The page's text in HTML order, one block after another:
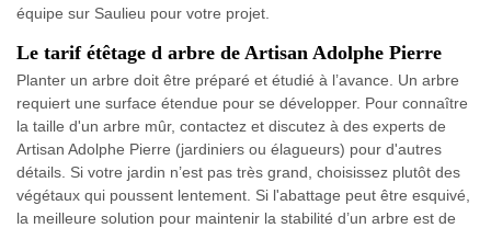
équipe sur Saulieu pour votre projet.
Le tarif étêtage d arbre de Artisan Adolphe Pierre
Planter un arbre doit être préparé et étudié à l’avance. Un arbre
requiert une surface étendue pour se développer. Pour connaître
la taille d'un arbre mûr, contactez et discutez à des experts de
Artisan Adolphe Pierre (jardiniers ou élagueurs) pour d'autres
détails. Si votre jardin n’est pas très grand, choisissez plutôt des
végétaux qui poussent lentement. Si l'abattage peut être esquivé,
la meilleure solution pour maintenir la stabilité d’un arbre est de